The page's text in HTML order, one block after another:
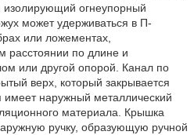
огнеупорный
может удерживаться в П-
или ложементах,
расстоянии по длине и
или другой опорой. Канал по
верх, который закрывается
наружный металлический
материала. Крышка
ручку, образующую ручной